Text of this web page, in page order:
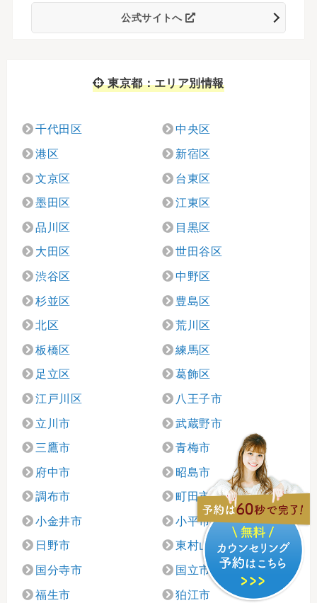
公式サイトへ
東京都：エリア別情報
千代田区 中央区
港区 新宿区
文京区 台東区
墨田区 江東区
品川区 目黒区
大田区 世田谷区
渋谷区 中野区
杉並区 豊島区
北区 荒川区
板橋区 練馬区
足立区 葛飾区
江戸川区 八王子市
立川市 武蔵野市
三鷹市 青梅市
府中市 昭島市
調布市 町田市
小金井市 小平市
日野市 東村山市
国分寺市 国立市
福生市 狛江市